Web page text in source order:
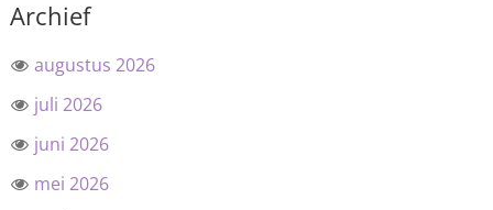
Archief
augustus 2026
juli 2026
juni 2026
mei 2026